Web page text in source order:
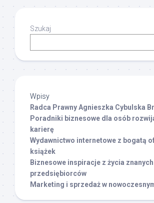
Szukaj
Wpisy
Radca Prawny Agnieszka Cybulska
Poradniki biznesowe dla osób
karierę
Wydawnictwo internetowe z bogatą
książek
Biznesowe inspiracje z życia znanych
przedsiębiorców
Marketing i sprzedaż w